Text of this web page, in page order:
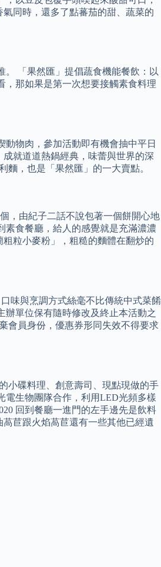
同時，還多了點蕃茄的甜、蔬菜的
。 「果然匯」提倡蔬食機能餐飲：以
，那如果是第一次想要接觸素食料理
物肉，參加活動即有機會抽中平日
就道道熱鍋經典，味蕾與世界的深
，也是「果然匯」的一大賣點。
，由紀子二話不說包著一個餅開心地
素食餐廳，給人的感覺就是充滿濃濃
粒小麥粉」，粗糙的麵體在翻炒的
味與烹調方式絲毫不比傳統中式菜餚
辦單位保有隨時修改及終止本活動之
會員身份，優惠券形同失效不得要求
小碟料理、創意壽司、現點現做的手
電生物團隊合作，利用LED光頻多樣
回到餐廳一進門的左手邊先是飲料
苣跟火焰萵苣還有一些其他已經遺